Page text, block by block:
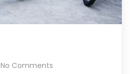
No Comments